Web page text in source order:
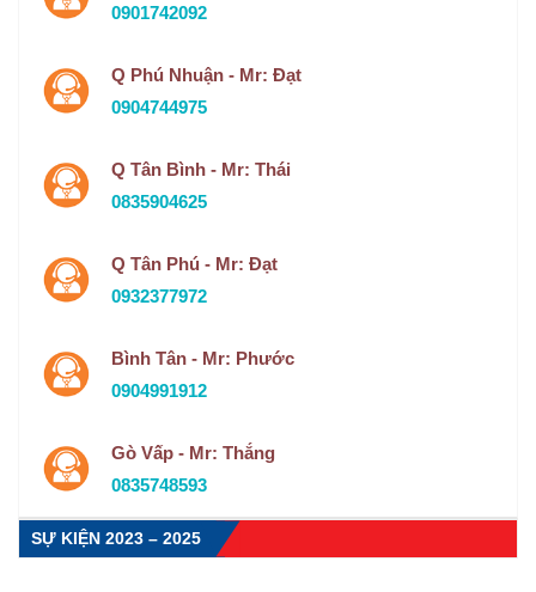
0901742092
Q Phú Nhuận - Mr: Đạt
0904744975
Q Tân Bình - Mr: Thái
0835904625
Q Tân Phú - Mr: Đạt
0932377972
Bình Tân - Mr: Phước
0904991912
Gò Vấp - Mr: Thắng
0835748593
SỰ KIỆN 2023 – 2025